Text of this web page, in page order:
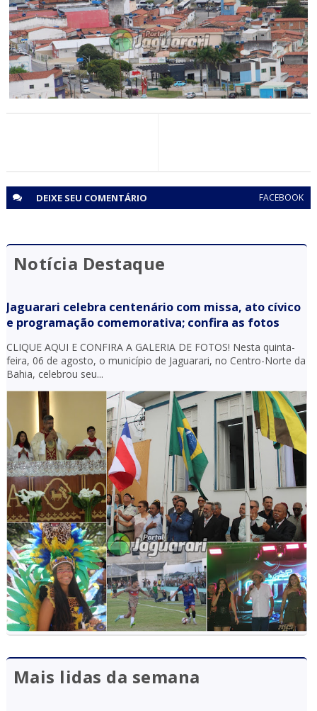
Neto sofre representação do PT e diz: “Acabou a
democracia”
DEIXE SEU COMENTÁRIO FACEBOOK
Notícia Destaque
Jaguarari celebra centenário com missa, ato cívico
e programação comemorativa; confira as fotos
CLIQUE AQUI E CONFIRA A GALERIA DE FOTOS! Nesta quinta-
feira, 06 de agosto, o município de Jaguarari, no Centro-Norte da
Bahia, celebrou seu...
Mais lidas da semana